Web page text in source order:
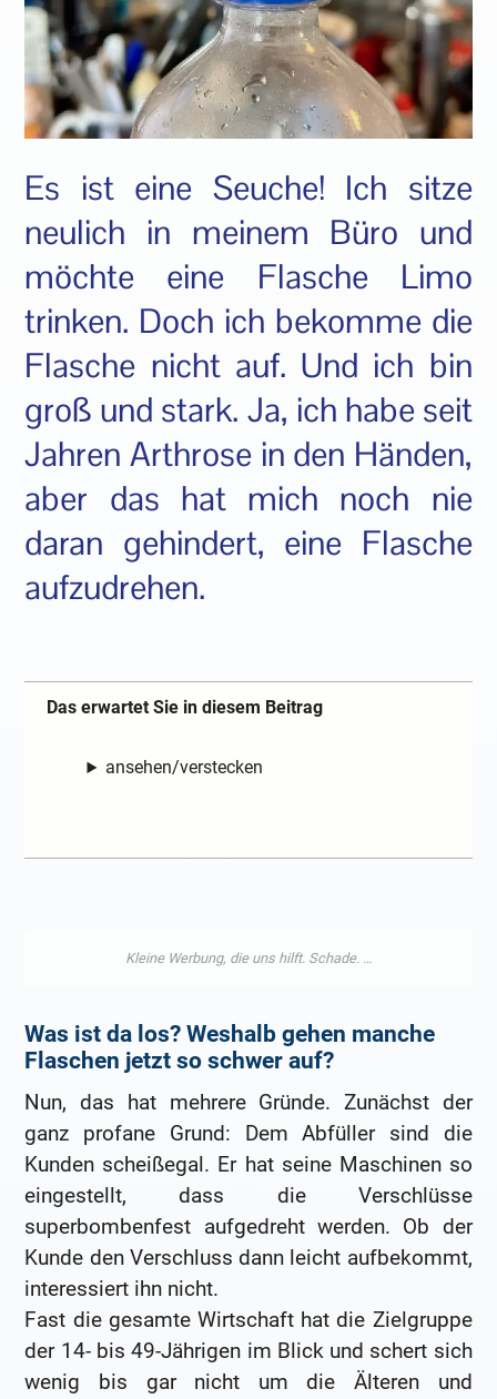
Es ist eine Seuche! Ich sitze
neulich in meinem Büro und
möchte eine Flasche Limo
trinken. Doch ich bekomme die
Flasche nicht auf. Und ich bin
groß und stark. Ja, ich habe seit
Jahren Arthrose in den Händen,
aber das hat mich noch nie
daran gehindert, eine Flasche
aufzudrehen.
Das erwartet Sie in diesem Beitrag
ansehen/verstecken
Was ist da los? Weshalb gehen manche
Flaschen jetzt so schwer auf?
Nun, das hat mehrere Gründe. Zunächst der
ganz profane Grund: Dem Abfüller sind die
Kunden scheißegal. Er hat seine Maschinen so
eingestellt, dass die Verschlüsse
superbombenfest aufgedreht werden. Ob der
Kunde den Verschluss dann leicht aufbekommt,
interessiert ihn nicht.
Fast die gesamte Wirtschaft hat die Zielgruppe
der 14- bis 49-Jährigen im Blick und schert sich
wenig bis gar nicht um die Älteren und